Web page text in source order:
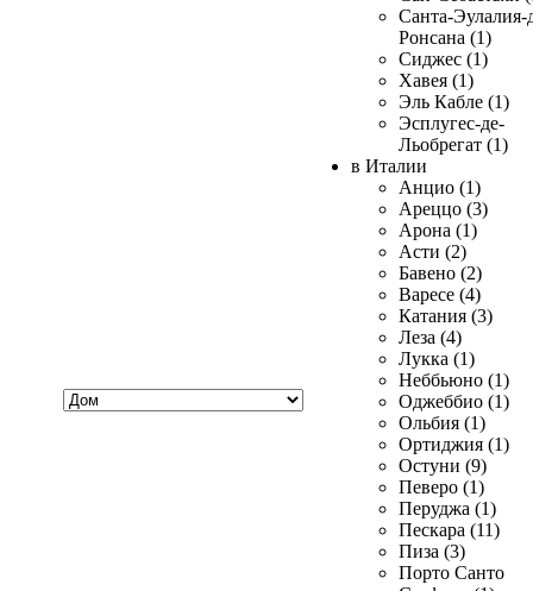
Санта-Эулалия-
Ронсана (1)
Сиджес (1)
Хавея (1)
Эль Кабле (1)
Эсплугес-де-
Льобрегат (1)
в Италии
Анцио (1)
Ареццо (3)
Арона (1)
Асти (2)
Бавено (2)
Варесе (4)
Катания (3)
Леза (4)
Лукка (1)
Неббьюно (1)
Оджеббио (1)
Ольбия (1)
Ортиджия (1)
Остуни (9)
Певеро (1)
Перуджа (1)
Пескара (11)
Пиза (3)
Порто Санто